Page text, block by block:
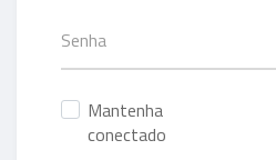
Mantenha
conectado